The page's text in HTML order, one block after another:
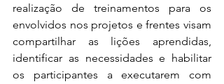
realização de treinamentos para os
envolvidos nos projetos e frentes visam
compartilhar as lições aprendidas,
identificar as necessidades e habilitar
os participantes a executarem com